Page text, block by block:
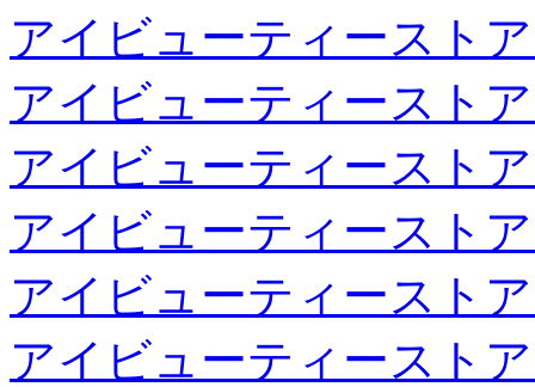
アイビューティースト
アイビューティースト
アイビューティースト
アイビューティースト
アイビューティースト
アイビューティースト